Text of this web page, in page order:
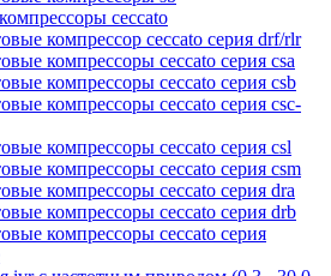
ceccato
компрессор ceccato серия drf/rlr
компрессоры ceccato серия csa
компрессоры ceccato серия csb
компрессоры ceccato серия csc-
компрессоры ceccato серия csl
компрессоры ceccato серия csm
компрессоры ceccato серия dra
компрессоры ceccato серия drb
компрессоры ceccato серия